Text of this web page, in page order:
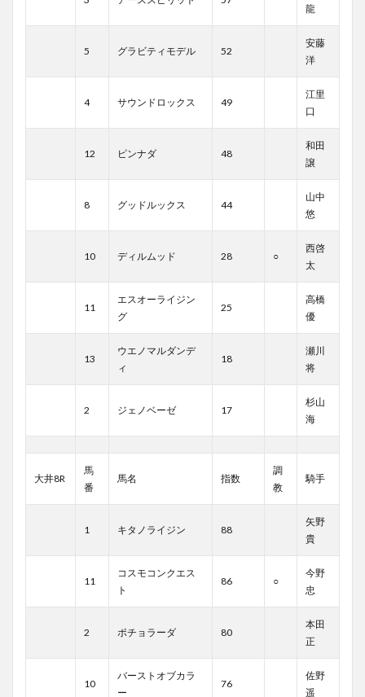
龍
5 グラビティモデル 52
安藤
洋
4 サウンドロックス 49
江里
口
12 ピンナダ 48
和田
譲
8 グッドルックス 44
山中
悠
10 ディルムッド 28 ○
西啓
太
11
エスオーライジン
グ
25
高橋
優
13
ウエノマルダンデ
ィ
18
瀬川
将
2 ジェノベーゼ 17
杉山
海
大井8R
馬
番
馬名 指数
調
教
騎手
1 キタノライジン 88
矢野
貴
11
コスモコンクエス
ト
86 ○
今野
忠
2 ポチョラーダ 80
本田
正
10
バーストオブカラ
ー
76
佐野
遥